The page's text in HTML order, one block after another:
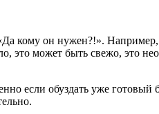
кому он нужен?!».
это может быть свежо, это
если обуздать уже